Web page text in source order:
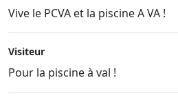
Vive le PCVA et la piscine A VA !
Visiteur
Pour la piscine à val !